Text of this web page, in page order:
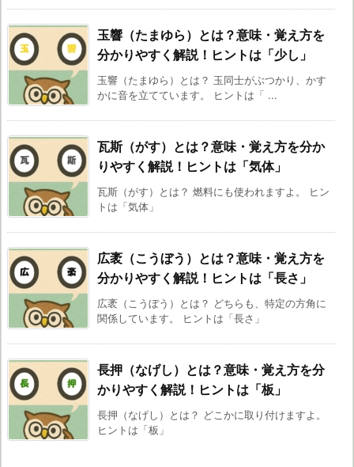
玉響（たまゆら）とは？意味・覚え方を
分かりやすく解説！ヒントは「少し」
玉響（たまゆら）とは？ 玉同士がぶつかり、かす
かに音を立てています。 ヒントは「 ...
瓦斯（がす）とは？意味・覚え方を分か
りやすく解説！ヒントは「気体」
瓦斯（がす）とは？ 燃料にも使われますよ。 ヒン
トは「気体」
広袤（こうぼう）とは？意味・覚え方を
分かりやすく解説！ヒントは「長さ」
広袤（こうぼう）とは？ どちらも、特定の方角に
関係しています。 ヒントは「長さ」
長押（なげし）とは？意味・覚え方を分
かりやすく解説！ヒントは「板」
長押（なげし）とは？ どこかに取り付けますよ。
ヒントは「板」